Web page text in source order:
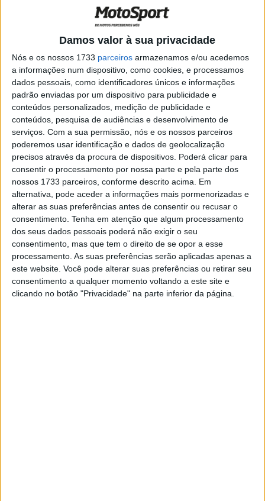
Damos valor à sua privacidade
Nós e os nossos 1733 parceiros armazenamos e/ou acedemos
a informações num dispositivo, como cookies, e processamos
dados pessoais, como identificadores únicos e informações
padrão enviadas por um dispositivo para publicidade e
conteúdos personalizados, medição de publicidade e
conteúdos, pesquisa de audiências e desenvolvimento de
serviços. Com a sua permissão, nós e os nossos parceiros
poderemos usar identificação e dados de geolocalização
precisos através da procura de dispositivos. Poderá clicar para
consentir o processamento por nossa parte e pela parte dos
nossos 1733 parceiros, conforme descrito acima. Em
alternativa, pode aceder a informações mais pormenorizadas e
alterar as suas preferências antes de consentir ou recusar o
consentimento. Tenha em atenção que algum processamento
dos seus dados pessoais poderá não exigir o seu
consentimento, mas que tem o direito de se opor a esse
processamento. As suas preferências serão aplicadas apenas a
este website. Você pode alterar suas preferências ou retirar seu
consentimento a qualquer momento voltando a este site e
clicando no botão "Privacidade" na parte inferior da página.
9 AGOSTO, 2026
Aprilia está fora do alcance da Ducati em
Silverstone
9 AGOSTO, 2026
🔊 Ouvir artigo
O Campeonato Nacional de Velocidade
(CNV Moto) prossegue este fim-de-
semana para a quarta ronda, desta vez
em Portimão, prova onde Gonçalo Ribeiro
– atual 2º classificado na classe
Superstock 600 aos comandos de uma
Yamaha R6 – promete dar luta pelo lugar
mais alto do pódio.